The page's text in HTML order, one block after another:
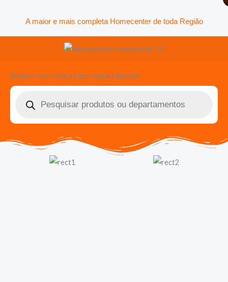
A maior e mais completa Homecenter de toda Região
Busque seu produto por departamento
Pesquisar